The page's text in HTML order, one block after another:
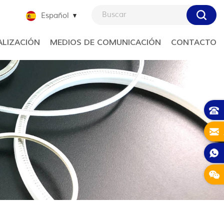
Español
MEDIOS DE COMUNICACIÓN CONTACTO